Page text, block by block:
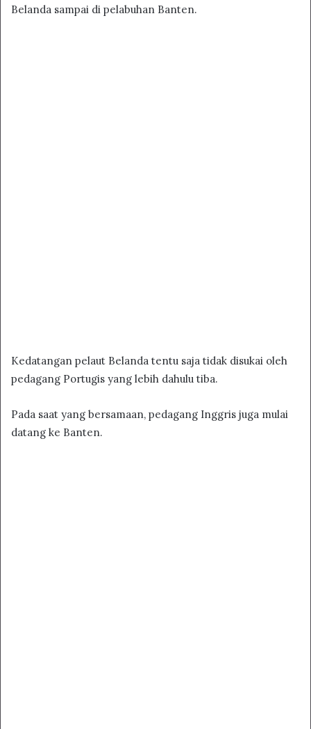
Belanda sampai di pelabuhan Banten.
Kedatangan pelaut Belanda tentu saja tidak disukai oleh
pedagang Portugis yang lebih dahulu tiba.
Pada saat yang bersamaan, pedagang Inggris juga mulai
datang ke Banten.